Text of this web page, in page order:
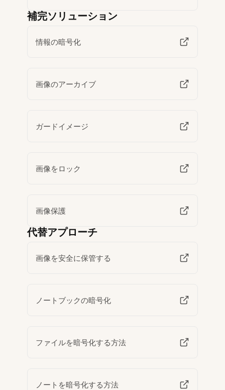
補完ソリューション
情報の暗号化
画像のアーカイブ
ガードイメージ
画像をロック
画像保護
代替アプローチ
画像を安全に保管する
ノートブックの暗号化
ファイルを暗号化する方法
ノートを暗号化する方法